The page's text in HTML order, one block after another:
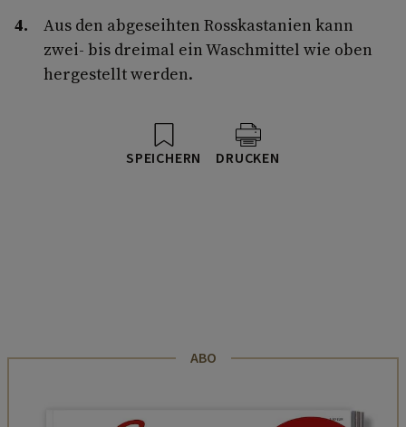
Aus den abgeseihten Rosskastanien kann
zwei- bis dreimal ein Waschmittel wie oben
hergestellt werden.
SPEICHERN DRUCKEN
ABO